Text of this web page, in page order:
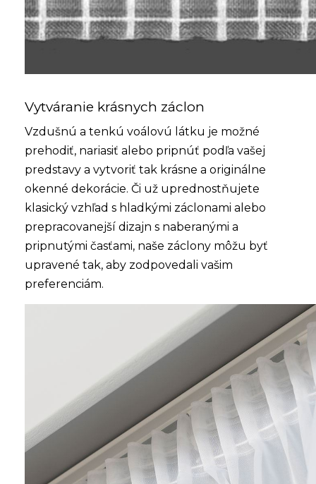
Vytváranie krásnych záclon
Vzdušnú a tenkú voálovú látku je možné
prehodiť, nariasiť alebo pripnúť podľa vašej
predstavy a vytvoriť tak krásne a originálne
okenné dekorácie. Či už uprednostňujete
klasický vzhľad s hladkými záclonami alebo
prepracovanejší dizajn s naberanými a
pripnutými časťami, naše záclony môžu byť
upravené tak, aby zodpovedali vašim
preferenciám.